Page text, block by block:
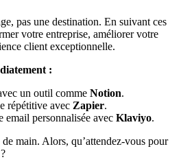
pas une destination. En suivant ces
votre entreprise, améliorer votre
client exceptionnelle.
:
un outil comme Notion.
répétitive avec Zapier.
email personnalisée avec Klaviyo.
main. Alors, qu’attendez-vous pour